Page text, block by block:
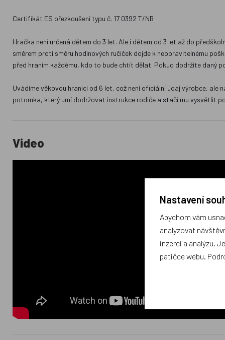
Certifikát ES přezkoušení typu č. 17 0392 T/NB
Hračka není určená dětem do 3 let. Ale i dětem od 3 let až do
směrem proti směru hodinových ručiček dojde k neopravitelnému
před hraním každému, kdo to bude chtít dělat. Pokud dodržíte daný
Uvádíme věkovou hranici od 6 let, což není oficiální údaj výrobce,
potomka, který umí dodržovat instrukce rodiče a stačí mu vysvětlit
Video
Nastavení
Abychom vám
analyzovat
inzerci a analýzu.
patičce webu.